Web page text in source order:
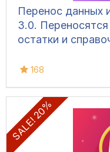
Перенос данных
3.0.
остатки и
168
SALE! 20%